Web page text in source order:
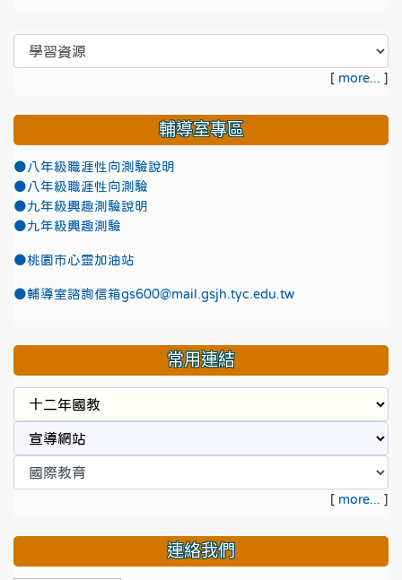
[ more... ]
輔導室專區
●八年級職涯性向測驗說明
●八年級職涯性向測驗
●九年級興趣測驗說明
●九年級興趣測驗
●桃園市心靈加油站
●輔導室諮詢信箱gs600@mail.gsjh.tyc.edu.tw
常用連結
[ more... ]
連絡我們